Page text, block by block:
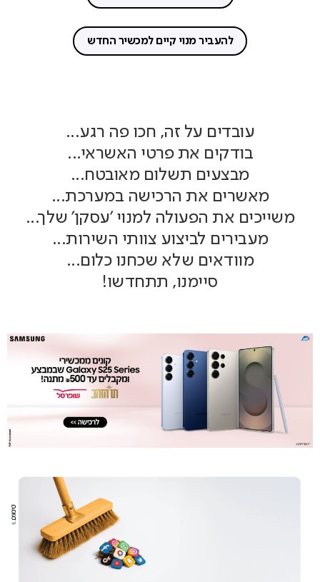
להעביר מנוי קיים למכשיר החדש
עובדים על זה, חכו פה רגע...
בודקים את פרטי האשראי...
מבצעים תשלום מאובטח...
מאשרים את הרכישה במערכת...
משייכים את הפעולה למנוי 'עסקן' שלך...
מעבירים לביצוע צוותי השירות...
מוודאים שלא שכחנו כלום...
סיימנו, תתחדשו!